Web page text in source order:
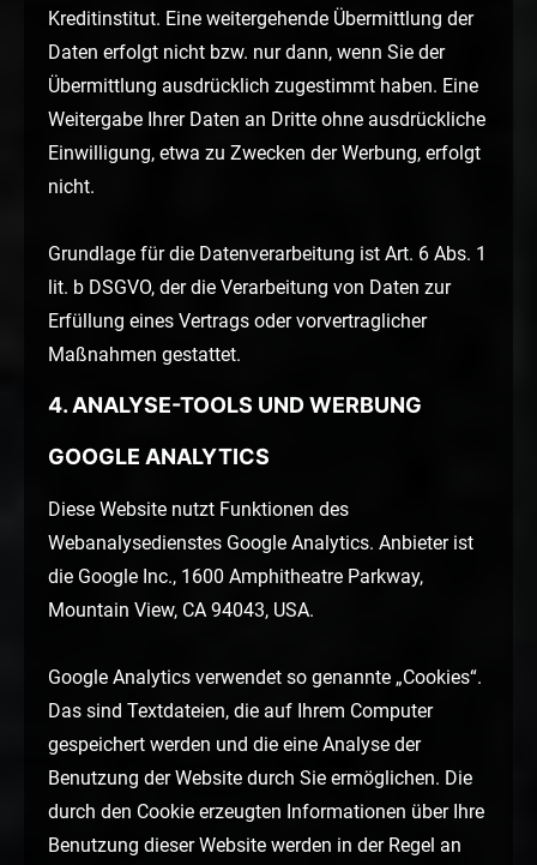
Kreditinstitut. Eine weitergehende Übermittlung der
Daten erfolgt nicht bzw. nur dann, wenn Sie der
Übermittlung ausdrücklich zugestimmt haben. Eine
Weitergabe Ihrer Daten an Dritte ohne ausdrückliche
Einwilligung, etwa zu Zwecken der Werbung, erfolgt
nicht.
Grundlage für die Datenverarbeitung ist Art. 6 Abs. 1
lit. b DSGVO, der die Verarbeitung von Daten zur
Erfüllung eines Vertrags oder vorvertraglicher
Maßnahmen gestattet.
4. ANALYSE-TOOLS UND WERBUNG
GOOGLE ANALYTICS
Diese Website nutzt Funktionen des
Webanalysedienstes Google Analytics. Anbieter ist
die Google Inc., 1600 Amphitheatre Parkway,
Mountain View, CA 94043, USA.
Google Analytics verwendet so genannte „Cookies“.
Das sind Textdateien, die auf Ihrem Computer
gespeichert werden und die eine Analyse der
Benutzung der Website durch Sie ermöglichen. Die
durch den Cookie erzeugten Informationen über Ihre
Benutzung dieser Website werden in der Regel an